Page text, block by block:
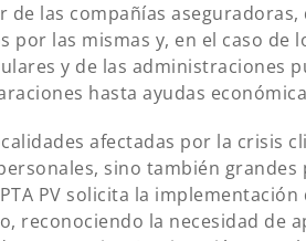
de las compañías
por las mismas y, en el caso de
y de las administraciones
hasta ayudas
afectadas por la crisis
sino también
PV solicita la
reconociendo la necesidad de